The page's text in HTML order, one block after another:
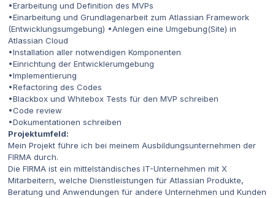
•Erarbeitung und Definition des MVPs
•Einarbeitung und Grundlagenarbeit zum Atlassian Framework
(Entwicklungsumgebung) •Anlegen eine Umgebung(Site) in
Atlassian Cloud
•Installation aller notwendigen Komponenten
•Einrichtung der Entwicklerumgebung
•Implementierung
•Refactoring des Codes
•Blackbox und Whitebox Tests für den MVP schreiben
•Code review
•Dokumentationen schreiben
Projektumfeld:
Mein Projekt führe ich bei meinem Ausbildungsunternehmen der
FIRMA durch.
Die FIRMA ist ein mittelständisches IT-Unternehmen mit X
Mitarbeitern, welche Dienstleistungen für Atlassian Produkte,
Beratung und Anwendungen für andere Unternehmen und Kunden